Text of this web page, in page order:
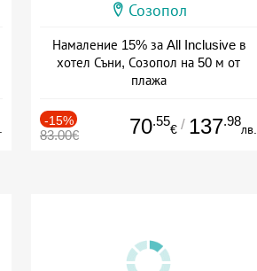
Созопол
Намаление 15% за All Inclusive в
хотел Съни, Созопол на 50 м от
плажа
-15%
83.00€ 70.55
€ / 137.98
лв.